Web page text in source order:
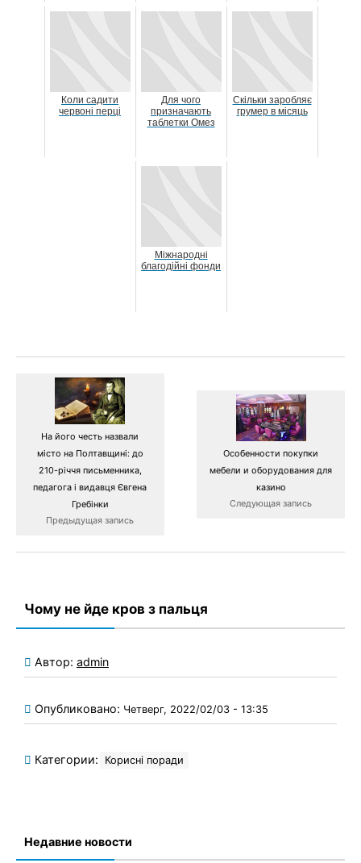
Коли садити
червоні перці
Для чого
призначають
таблетки Омез
Скільки заробляє
грумер в місяць
Міжнародні
благодійні фонди
На його честь назвали
місто на Полтавщині: до
210-річчя письменника,
педагога і видавця Євгена
Гребінки
Предыдущая запись
Особенности покупки
мебели и оборудования для
казино
Следующая запись
Чому не йде кров з пальця
Автор: admin
Опубликовано: Четверг, 2022/02/03 - 13:35
Категории: Корисні поради
Недавние новости